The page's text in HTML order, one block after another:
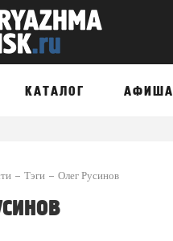
КАТАЛОГ АФИША
Тэги Олег Русинов